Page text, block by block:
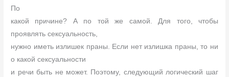
По
какой причине? А по той же самой. Для того, чтобы
проявлять сексуальность,
нужно иметь излишек праны. Если нет излишка праны, то ни
о какой сексуальности
и речи быть не может. Поэтому, следующий логический шаг